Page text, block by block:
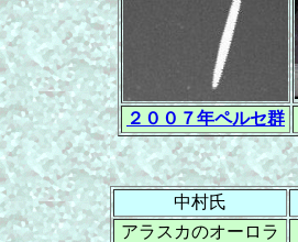
２００７年ペルセ群
中村氏
アラスカのオーロラ